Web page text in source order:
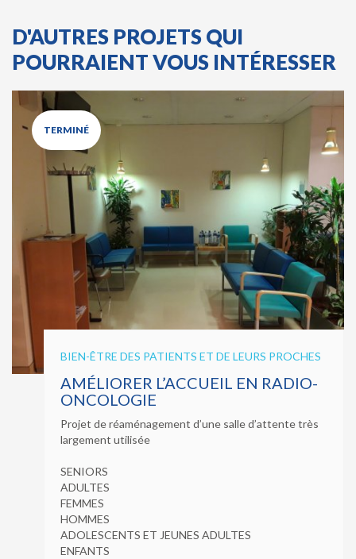
D'AUTRES PROJETS QUI
POURRAIENT VOUS INTÉRESSER
TERMINÉ
BIEN-ÊTRE DES PATIENTS ET DE LEURS PROCHES
AMÉLIORER L’ACCUEIL EN RADIO-
ONCOLOGIE
Projet de réaménagement d’une salle d’attente très
largement utilisée
SENIORS
ADULTES
FEMMES
HOMMES
ADOLESCENTS ET JEUNES ADULTES
ENFANTS